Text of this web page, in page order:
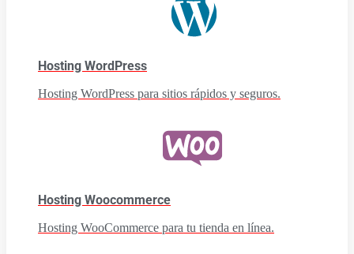
Hosting WordPress
Hosting WordPress para sitios rápidos y seguros.
Hosting Woocommerce
Hosting WooCommerce para tu tienda en línea.